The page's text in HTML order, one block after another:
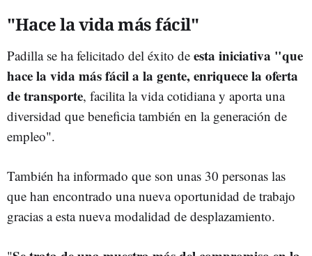
"Hace la vida más fácil"
Padilla se ha felicitado del éxito de esta iniciativa "que
hace la vida más fácil a la gente, enriquece la oferta
de transporte, facilita la vida cotidiana y aporta una
diversidad que beneficia también en la generación de
empleo".
También ha informado que son unas 30 personas las
que han encontrado una nueva oportunidad de trabajo
gracias a esta nueva modalidad de desplazamiento.